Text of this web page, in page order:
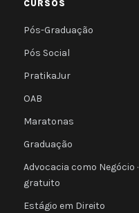
CURSOS
Pós-Graduação
Pós Social
PratikaJur
OAB
Maratonas
Graduação
Advocacia como Negócio ·
gratuito
Estágio em Direito